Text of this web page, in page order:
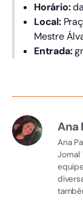
Horário:
Local:
Mestre
Entrada:
Ana
Ana
Jornal